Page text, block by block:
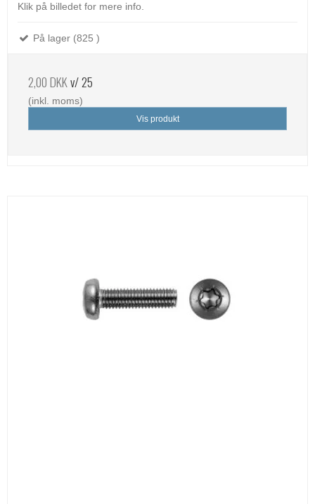
Klik på billedet for mere info.
På lager (825 )
2,00 DKKv/ 25
(inkl. moms)
Vis produkt